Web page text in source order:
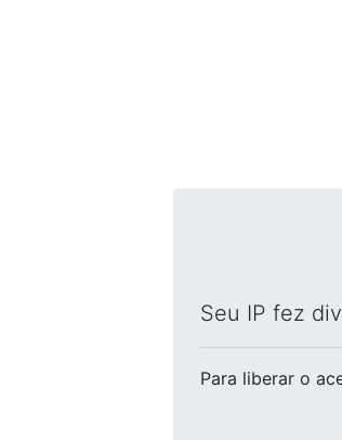
Seu IP fez
Para liberar o